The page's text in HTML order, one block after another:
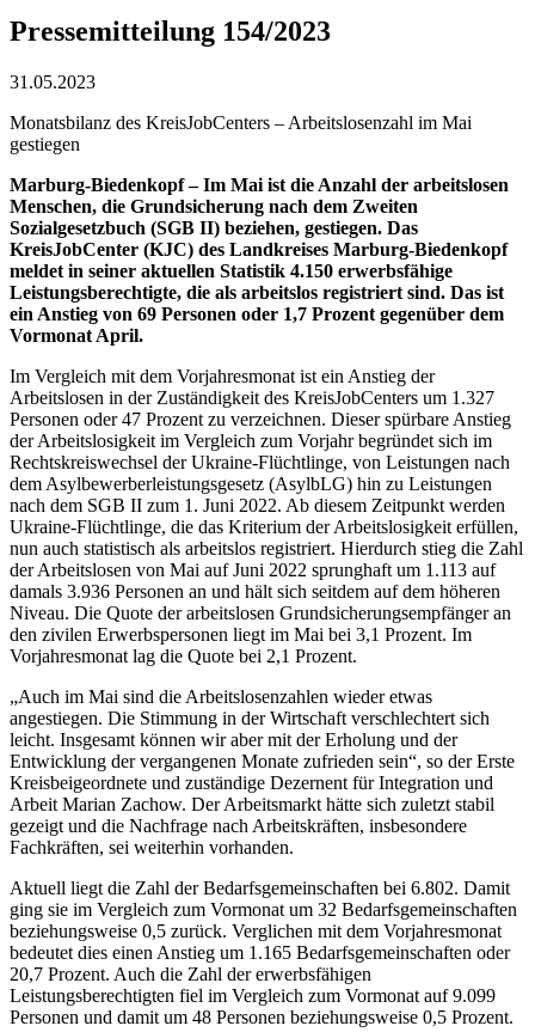
Pressemitteilung 154/2023
31.05.2023
Monatsbilanz des KreisJobCenters – Arbeitslosenzahl im Mai
gestiegen
Marburg-Biedenkopf – Im Mai ist die Anzahl der arbeitslosen
Menschen, die Grundsicherung nach dem Zweiten
Sozialgesetzbuch (SGB II) beziehen, gestiegen. Das
KreisJobCenter (KJC) des Landkreises Marburg-Biedenkopf
meldet in seiner aktuellen Statistik 4.150 erwerbsfähige
Leistungsberechtigte, die als arbeitslos registriert sind. Das ist
ein Anstieg von 69 Personen oder 1,7 Prozent gegenüber dem
Vormonat April.
Im Vergleich mit dem Vorjahresmonat ist ein Anstieg der
Arbeitslosen in der Zuständigkeit des KreisJobCenters um 1.327
Personen oder 47 Prozent zu verzeichnen. Dieser spürbare Anstieg
der Arbeitslosigkeit im Vergleich zum Vorjahr begründet sich im
Rechtskreiswechsel der Ukraine-Flüchtlinge, von Leistungen nach
dem Asylbewerberleistungsgesetz (AsylbLG) hin zu Leistungen
nach dem SGB II zum 1. Juni 2022. Ab diesem Zeitpunkt werden
Ukraine-Flüchtlinge, die das Kriterium der Arbeitslosigkeit erfüllen,
nun auch statistisch als arbeitslos registriert. Hierdurch stieg die Zahl
der Arbeitslosen von Mai auf Juni 2022 sprunghaft um 1.113 auf
damals 3.936 Personen an und hält sich seitdem auf dem höheren
Niveau. Die Quote der arbeitslosen Grundsicherungsempfänger an
den zivilen Erwerbspersonen liegt im Mai bei 3,1 Prozent. Im
Vorjahresmonat lag die Quote bei 2,1 Prozent.
„Auch im Mai sind die Arbeitslosenzahlen wieder etwas
angestiegen. Die Stimmung in der Wirtschaft verschlechtert sich
leicht. Insgesamt können wir aber mit der Erholung und der
Entwicklung der vergangenen Monate zufrieden sein“, so der Erste
Kreisbeigeordnete und zuständige Dezernent für Integration und
Arbeit Marian Zachow. Der Arbeitsmarkt hätte sich zuletzt stabil
gezeigt und die Nachfrage nach Arbeitskräften, insbesondere
Fachkräften, sei weiterhin vorhanden.
Aktuell liegt die Zahl der Bedarfsgemeinschaften bei 6.802. Damit
ging sie im Vergleich zum Vormonat um 32 Bedarfsgemeinschaften
beziehungsweise 0,5 zurück. Verglichen mit dem Vorjahresmonat
bedeutet dies einen Anstieg um 1.165 Bedarfsgemeinschaften oder
20,7 Prozent. Auch die Zahl der erwerbsfähigen
Leistungsberechtigten fiel im Vergleich zum Vormonat auf 9.099
Personen und damit um 48 Personen beziehungsweise 0,5 Prozent.